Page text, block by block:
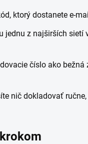
ktorý dostanete e-
jednu z najširších sietí
číslo ako bežná
nič dokladovať